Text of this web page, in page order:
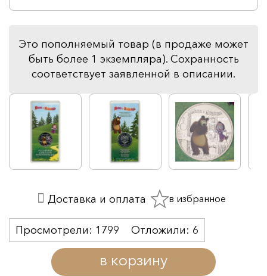
Это пополняемый товар (в продаже может
быть более 1 экземпляра). Сохранность
соответствует заявленной в описании.
в корзину
Просмотрели: 1799 Отложили: 6
Доставка и оплата в избранное